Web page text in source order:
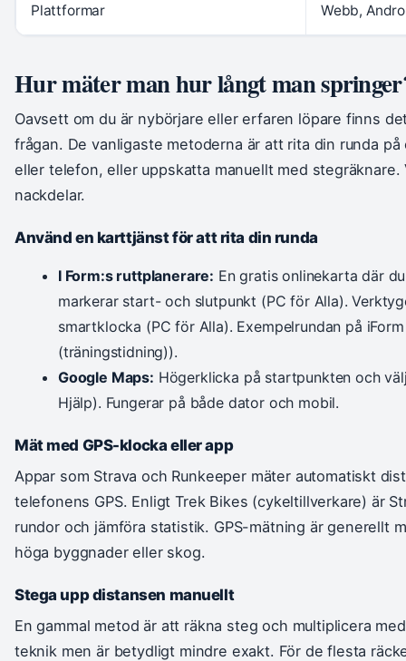
Plattformar Webb,
Hur mäter man hur långt man
Oavsett om du är nybörjare eller erfaren löpare finns
frågan. De vanligaste metoderna är att rita din runda
eller telefon, eller uppskatta manuellt med
nackdelar.
Använd en karttjänst för att rita din runda
I Form:s ruttplanerare: En gratis onlinekarta där
markerar start- och slutpunkt (PC för Alla).
smartklocka (PC för Alla). Exempelrundan på
(träningstidning)).
Google Maps: Högerklicka på startpunkten och
Hjälp). Fungerar på både dator och mobil.
Mät med GPS-klocka eller app
Appar som Strava och Runkeeper mäter automatiskt
telefonens GPS. Enligt Trek Bikes (cykeltillverkare) är
rundor och jämföra statistik. GPS-mätning är generellt
höga byggnader eller skog.
Stega upp distansen manuellt
En gammal metod är att räkna steg och multiplicera
teknik men är betydligt mindre exakt. För de flesta